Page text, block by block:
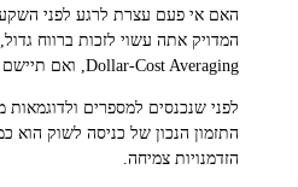
האם אי פעם עצרת לרגע לפני
המדויק אתה עשוי לזכות ברווח
Dollar‑Cost Averaging, ואם תיישם אותה נכון בתוך חלוקת נכסים אתית, היא יכולה להפוך את ההשקעה שלך בדרך עקבית ובטוחה יותר.
הזדמנויות צמיחה.